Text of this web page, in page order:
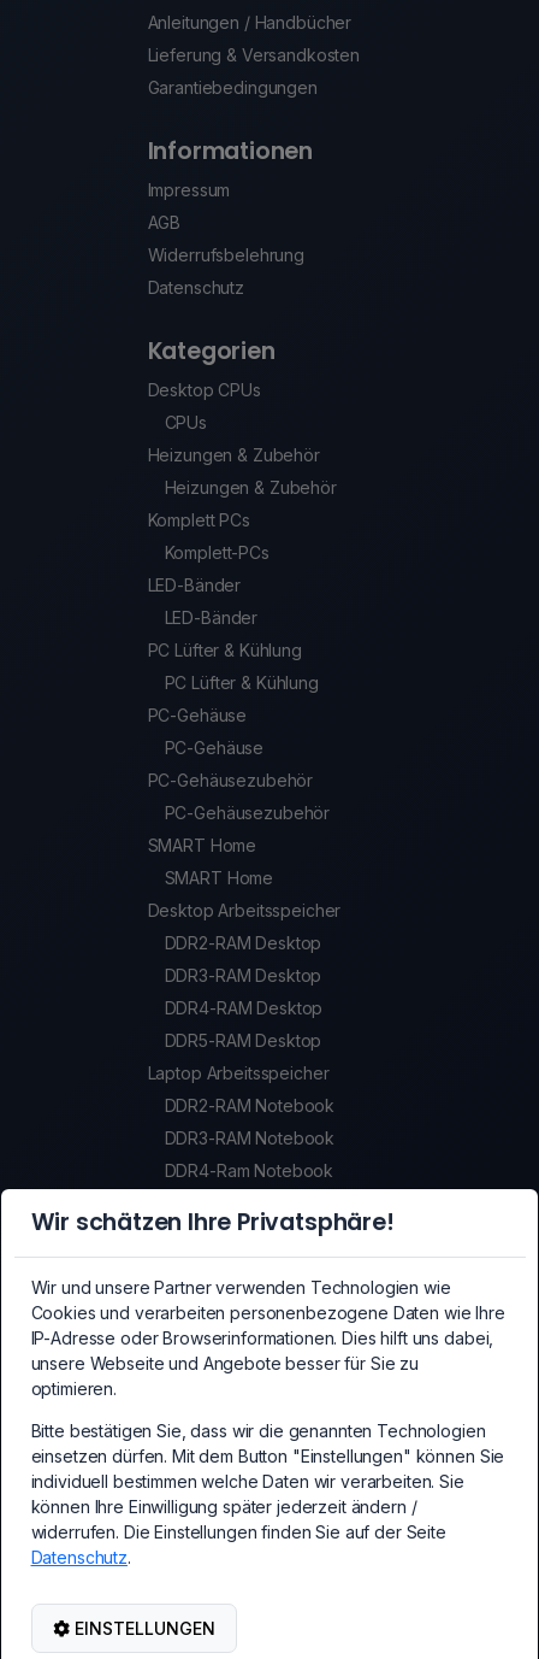
Anleitungen / Handbücher
Lieferung & Versandkosten
Garantiebedingungen
Informationen
Impressum
AGB
Widerrufsbelehrung
Datenschutz
Kategorien
Desktop CPUs
CPUs
Heizungen & Zubehör
Heizungen & Zubehör
Komplett PCs
Komplett-PCs
LED-Bänder
LED-Bänder
PC Lüfter & Kühlung
PC Lüfter & Kühlung
PC-Gehäuse
PC-Gehäuse
PC-Gehäusezubehör
PC-Gehäusezubehör
SMART Home
SMART Home
Desktop Arbeitsspeicher
DDR2-RAM Desktop
DDR3-RAM Desktop
DDR4-RAM Desktop
DDR5-RAM Desktop
Laptop Arbeitsspeicher
DDR2-RAM Notebook
DDR3-RAM Notebook
DDR4-Ram Notebook
SSDs
Crypto-Mining Equipment
Crypto-Mining Equipment
Mainboards
PCI-Express Erweiterungskarten
PC Erweiterungskarten
Kabel und Adapter
Kabel und Adapter
Netzwerk-/WLAN Zubehör
Wir schätzen Ihre Privatsphäre!
Wir und unsere Partner verwenden Technologien wie
Cookies und verarbeiten personenbezogene Daten wie Ihre
IP-Adresse oder Browserinformationen. Dies hilft uns dabei,
unsere Webseite und Angebote besser für Sie zu
optimieren.
Bitte bestätigen Sie, dass wir die genannten Technologien
einsetzen dürfen. Mit dem Button "Einstellungen" können Sie
individuell bestimmen welche Daten wir verarbeiten. Sie
können Ihre Einwilligung später jederzeit ändern /
widerrufen. Die Einstellungen finden Sie auf der Seite
Datenschutz.
EINSTELLUNGEN